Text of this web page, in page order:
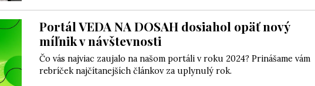
Portál VEDA NA DOSAH dosiahol opäť nový
míľnik v návštevnosti
Čo vás najviac zaujalo na našom portáli v roku 2024? Prinášame vám
rebríček najčítanejších článkov za uplynulý rok.